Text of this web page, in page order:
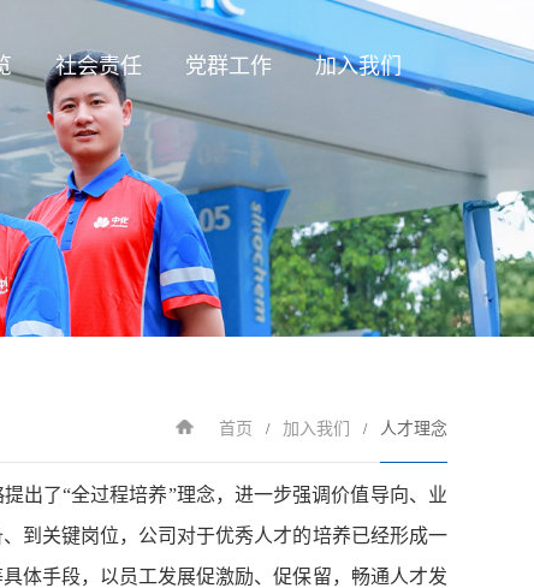
务
社会责任
绿色发展
安全环保
公益事业
党群工作 加入我们
首页 / 加入我们 / 人才理念
出了“全过程培养”理念，进一步强调价值导向、业
到关键岗位，公司对于优秀人才的培养已经形成一
体手段，以员工发展促激励、促保留，畅通人才发